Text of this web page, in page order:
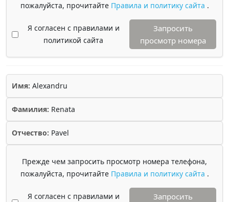
пожалуйста, прочитайте Правила и политику сайта .
Я согласен с правилами и
политикой сайта
Запросить
просмотр номера
Имя: Alexandru
Фамилия: Renata
Отчество: Pavel
Прежде чем запросить просмотр номера телефона,
пожалуйста, прочитайте Правила и политику сайта .
Я согласен с правилами и
Запросить